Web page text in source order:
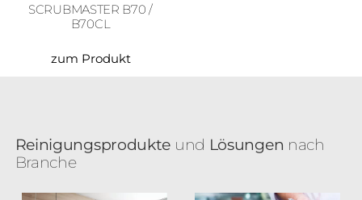
SCRUBMASTER B70 /
B70CL
zum Produkt
Reinigungsprodukte und Lösungen nach
Branche